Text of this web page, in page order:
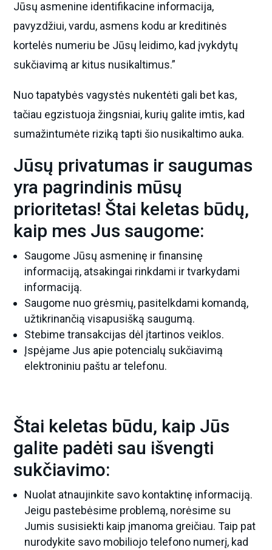
Jūsų asmenine identifikacine informacija,
pavyzdžiui, vardu, asmens kodu ar kreditinės
kortelės numeriu be Jūsų leidimo, kad įvykdytų
sukčiavimą ar kitus nusikaltimus.”
Nuo tapatybės vagystės nukentėti gali bet kas,
tačiau egzistuoja žingsniai, kurių galite imtis, kad
sumažintumėte riziką tapti šio nusikaltimo auka.
Jūsų privatumas ir saugumas
yra pagrindinis mūsų
prioritetas! Štai keletas būdų,
kaip mes Jus saugome:
Saugome Jūsų asmeninę ir finansinę
informaciją, atsakingai rinkdami ir tvarkydami
informaciją.
Saugome nuo grėsmių, pasitelkdami komandą,
užtikrinančią visapusišką saugumą.
Stebime transakcijas dėl įtartinos veiklos.
Įspėjame Jus apie potencialų sukčiavimą
elektroniniu paštu ar telefonu.
Štai keletas būdu, kaip Jūs
galite padėti sau išvengti
sukčiavimo:
Nuolat atnaujinkite savo kontaktinę informaciją.
Jeigu pastebėsime problemą, norėsime su
Jumis susisiekti kaip įmanoma greičiau. Taip pat
nurodykite savo mobiliojo telefono numerį, kad